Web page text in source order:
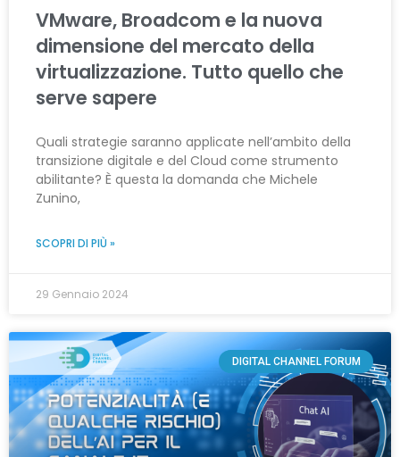
VMware, Broadcom e la nuova
dimensione del mercato della
virtualizzazione. Tutto quello che
serve sapere
Quali strategie saranno applicate nell’ambito della
transizione digitale e del Cloud come strumento
abilitante? È questa la domanda che Michele
Zunino,
SCOPRI DI PIÙ »
29 Gennaio 2024
DIGITAL CHANNEL FORUM